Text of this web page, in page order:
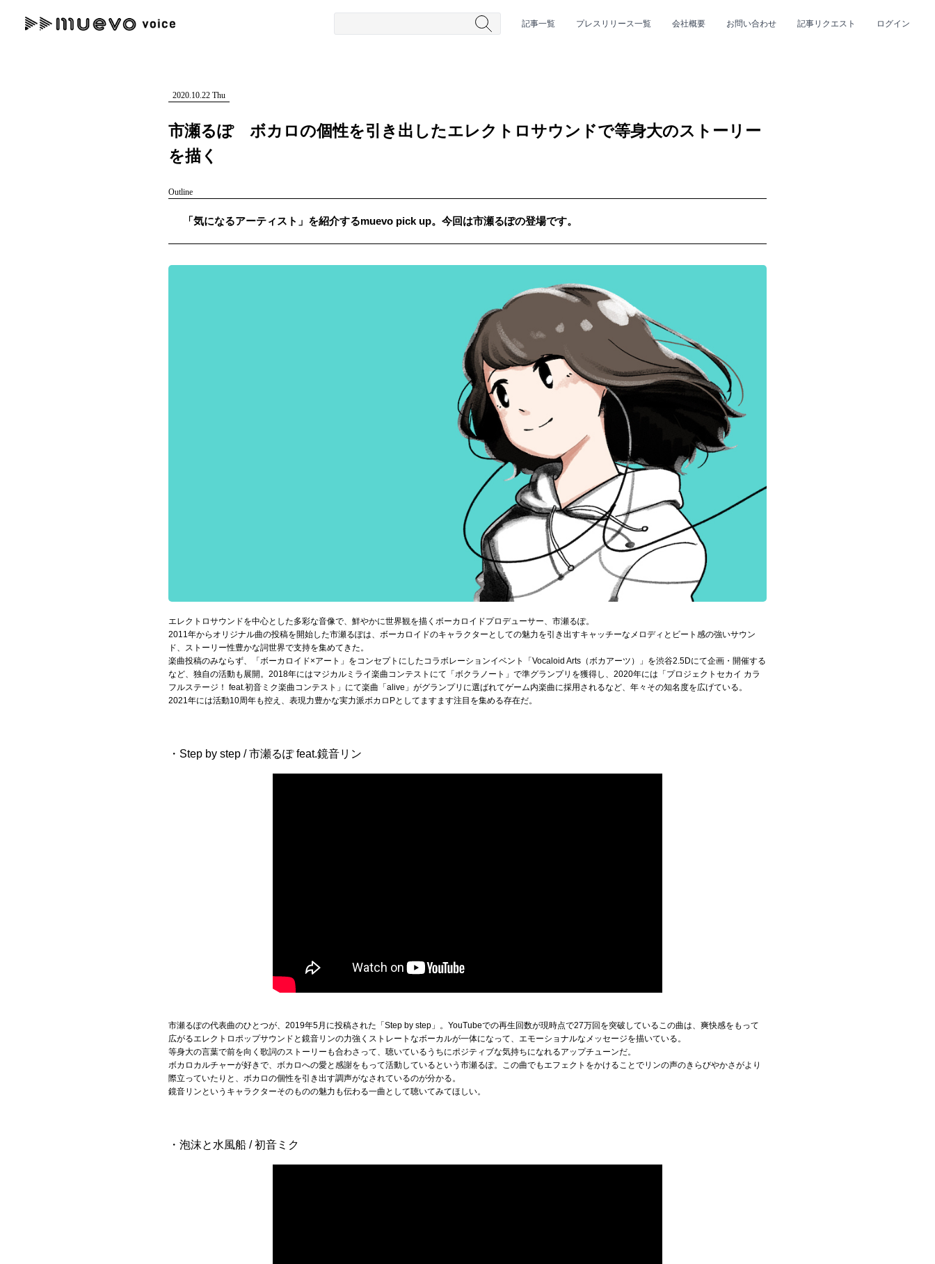
記事一覧 プレスリリース一覧 会社概要 お問い合わせ 記事リクエスト ログイン
#ロック #男性シンガー #HR/HM #女性シンガー #ヒップホップ #男性シンガーグループ
"読者の声を形にする”音楽特化メディア
2020.10.22 Thu
市瀬るぽ ボカロの個性を引き出したエレクトロサウンドで等身大のストーリー
を描く
Outline
「気になるアーティスト」を紹介するmuevo pick up。今回は市瀬るぽの登場です。
エレクトロサウンドを中心とした多彩な音像で、鮮やかに世界観を描くボーカロイドプロデューサー、市瀬るぽ。
2011年からオリジナル曲の投稿を開始した市瀬るぽは、ボーカロイドのキャラクターとしての魅力を引き出すキャッチーなメロディとビート感の強いサウン
ド、ストーリー性豊かな詞世界で支持を集めてきた。
楽曲投稿のみならず、「ボーカロイド×アート」をコンセプトにしたコラボレーションイベント「Vocaloid Arts（ボカアーツ）」を渋谷2.5Dにて企画・開催する
など、独自の活動も展開。2018年にはマジカルミライ楽曲コンテストにて「ボクラノート」で準グランプリを獲得し、2020年には「プロジェクトセカイ カラ
フルステージ！ feat.初音ミク楽曲コンテスト」にて楽曲「alive」がグランプリに選ばれてゲーム内楽曲に採用されるなど、年々その知名度を広げている。
2021年には活動10周年も控え、表現力豊かな実力派ボカロPとしてますます注目を集める存在だ。
・Step by step / 市瀬るぽ feat.鏡音リン
市瀬るぽの代表曲のひとつが、2019年5月に投稿された「Step by step」。YouTubeでの再生回数が現時点で27万回を突破しているこの曲は、爽快感をもって
広がるエレクトロポップサウンドと鏡音リンの力強くストレートなボーカルが一体になって、エモーショナルなメッセージを描いている。
等身大の言葉で前を向く歌詞のストーリーも合わさって、聴いているうちにポジティブな気持ちになれるアップチューンだ。
ボカロカルチャーが好きで、ボカロへの愛と感謝をもって活動しているという市瀬るぽ。この曲でもエフェクトをかけることでリンの声のきらびやかさがより
際立っていたりと、ボカロの個性を引き出す調声がなされているのが分かる。
鏡音リンというキャラクターそのものの魅力も伝わる一曲として聴いてみてほしい。
・泡沫と水風船 / 初音ミク